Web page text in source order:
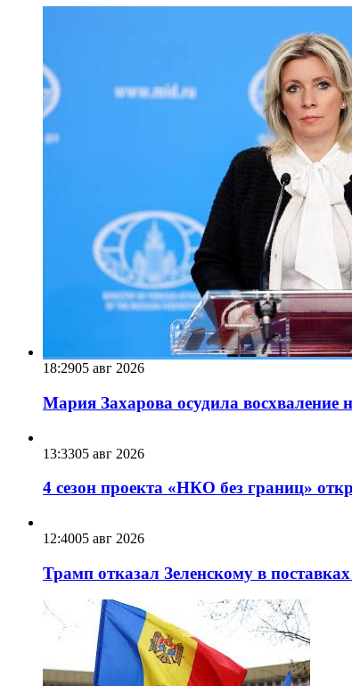
18:2905 авг 2026
Мария Захарова осудила восхваление
13:3305 авг 2026
4 сезон проекта «НКО без границ»
12:4005 авг 2026
Трамп отказал Зеленскому в